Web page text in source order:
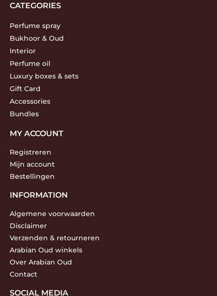
CATEGORIES
Perfume spray
Bukhoor & Oud
Interior
Perfume oil
Luxury boxes & sets
Gift Card
Accessories
Bundles
MY ACCOUNT
Registreren
Mijn account
Bestellingen
INFORMATION
Algemene voorwaarden
Disclaimer
Verzenden & retourneren
Arabian Oud winkels
Over Arabian Oud
Contact
SOCIAL MEDIA